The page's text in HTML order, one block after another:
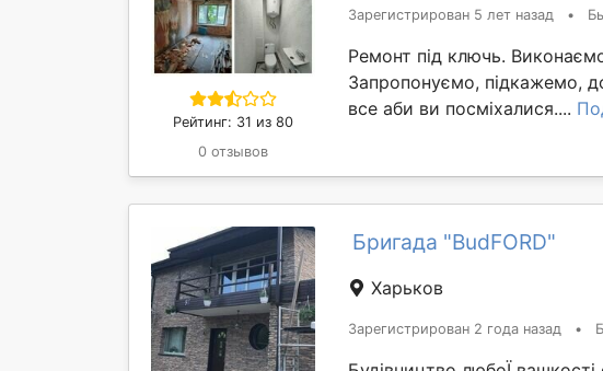
Рейтинг: 31 из 80
0 отзывов
Зарегистрирован 5 лет назад •
Ремонт під ключь.
Запропонуємо, підкажемо,
все аби ви посміхалися....
Бригада "BudFORD"
Харьков
Зарегистрирован 2 года назад •